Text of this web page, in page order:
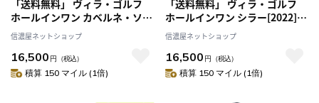
「送料無料」 ヴィラ・ゴルフ
ホールインワン カベルネ・ソー
ヴィニヨン[2022] お得な10本セ
ット
信濃屋ネットショップ
16,500 円 （税込）
積算 150 マイル (1倍)
「送料無料」 ヴィラ・ゴルフ
ホールインワン シラー[2022]
お得な10本セット
信濃屋ネットショップ
16,500 円 （税込）
積算 150 マイル (1倍)